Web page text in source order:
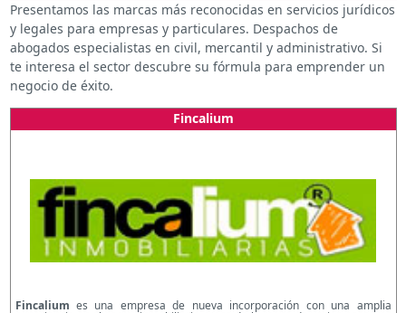
Presentamos las marcas más reconocidas en servicios jurídicos
y legales para empresas y particulares. Despachos de
abogados especialistas en civil, mercantil y administrativo. Si
te interesa el sector descubre su fórmula para emprender un
negocio de éxito.
Fincalium
Fincalium es una empresa de nueva incorporación con una amplia